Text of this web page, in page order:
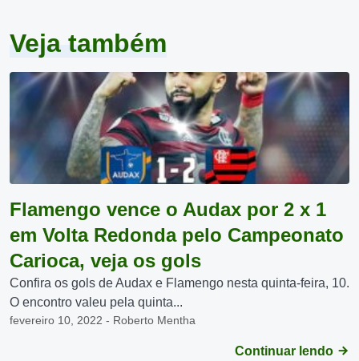
Veja também
Flamengo vence o Audax por 2 x 1
em Volta Redonda pelo Campeonato
Carioca, veja os gols
Confira os gols de Audax e Flamengo nesta quinta-feira, 10.
O encontro valeu pela quinta...
fevereiro 10, 2022 - Roberto Mentha
Continuar lendo